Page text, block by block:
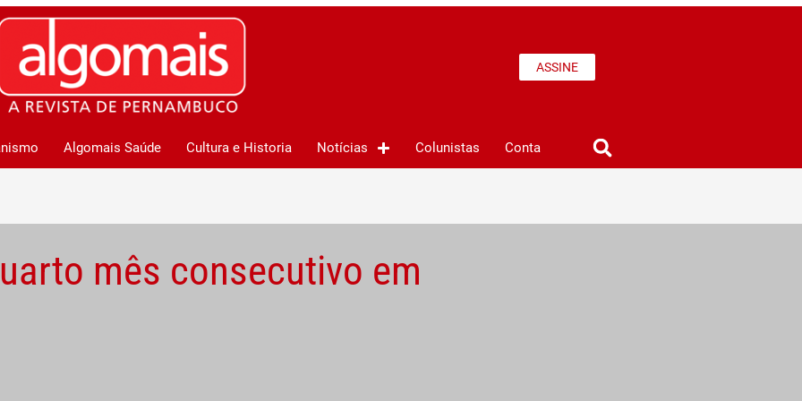
ASSINE
Algomais Saúde Cultura e Historia Notícias Colunistas Conta
mês consecutivo em